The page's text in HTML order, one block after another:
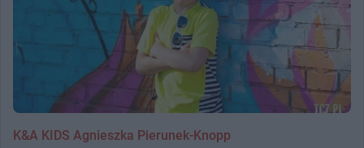
K&A KIDS Agnieszka Pierunek-Knopp